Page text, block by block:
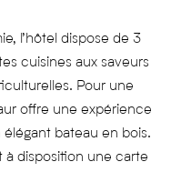
l’hôtel dispose de 3
cuisines aux saveurs
Pour une
offre une expérience
élégant bateau en bois.
à disposition une carte